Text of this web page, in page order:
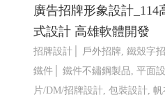
廣告招牌形象設計
式設計 高雄軟體開發
招牌設計│ 戶外招牌, 鐵殼字
鐵件│ 鐵件不鏽鋼製品, 平面
片/DM/招牌設計, 包裝設計,